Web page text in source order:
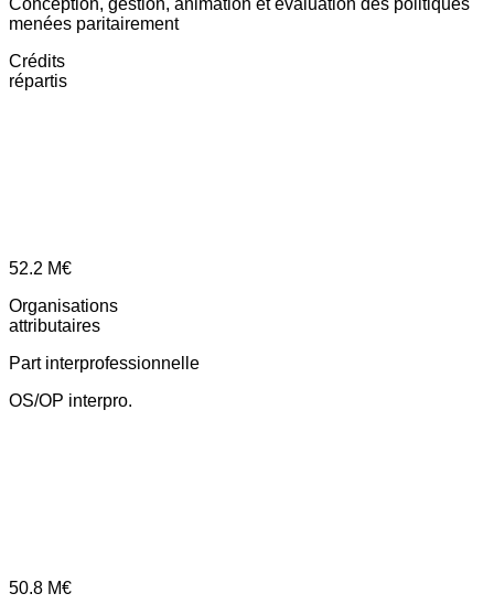
Conception, gestion, animation et évaluation des politiques
menées paritairement
Crédits
répartis
52.2 M€
Organisations
attributaires
Part interprofessionnelle
OS/OP interpro.
50.8 M€